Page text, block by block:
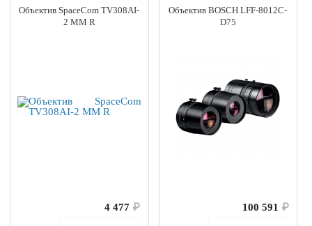
Объектив SpaceCom TV308AI-
2 MM R
4 477 ₽
Объектив BOSCH LFF-8012C-
D75
100 591 ₽